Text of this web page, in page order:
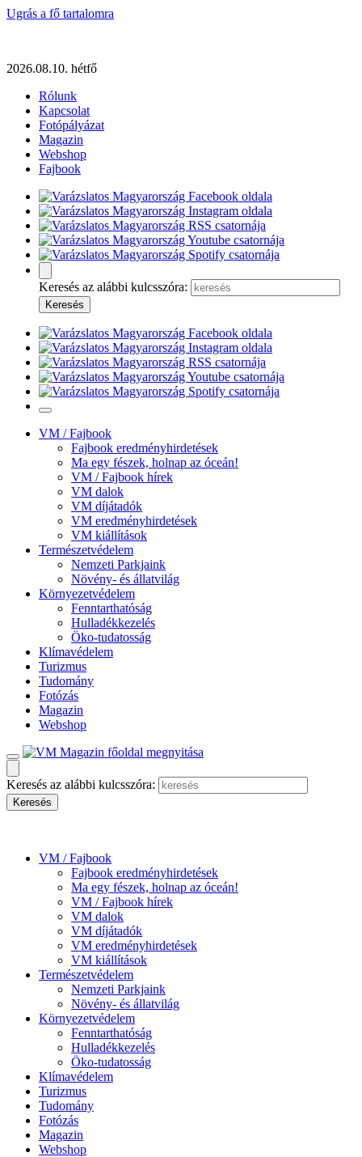
Ugrás a fő tartalomra
2026.08.10. hétfő
Rólunk
Kapcsolat
Fotópályázat
Magazin
Webshop
Fajbook
Keresés az alábbi kulcsszóra:
VM / Fajbook
Fajbook eredményhirdetések
Ma egy fészek, holnap az óceán!
VM / Fajbook hírek
VM dalok
VM díjátadók
VM eredményhirdetések
VM kiállítások
Természetvédelem
Nemzeti Parkjaink
Növény- és állatvilág
Környezetvédelem
Fenntarthatóság
Hulladékkezelés
Öko-tudatosság
Klímavédelem
Turizmus
Tudomány
Fotózás
Magazin
Webshop
Keresés az alábbi kulcsszóra:
VM / Fajbook
Fajbook eredményhirdetések
Ma egy fészek, holnap az óceán!
VM / Fajbook hírek
VM dalok
VM díjátadók
VM eredményhirdetések
VM kiállítások
Természetvédelem
Nemzeti Parkjaink
Növény- és állatvilág
Környezetvédelem
Fenntarthatóság
Hulladékkezelés
Öko-tudatosság
Klímavédelem
Turizmus
Tudomány
Fotózás
Magazin
Webshop